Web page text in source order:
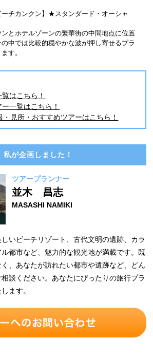
ーチカンクン】★スタンダード・オーシャ
とホテルゾーンの繁華街の中間地点に位置
中では比較的穏やかな波が押し寄せるプラ
す。
はこちら！
一覧はこちら！
見所・おすすめツアーはこちら！
私が企画しました！
ツアープランナー
並木 昌志
MASASHI NAMIKI
いビーチリゾート、古代文明の遺跡、カラ
都市など、魅力的な観光地が満載です。既
、あなたが訪れたい都市や遺跡など、どん
談ください。あなたにぴったりの旅行プラ
ます。